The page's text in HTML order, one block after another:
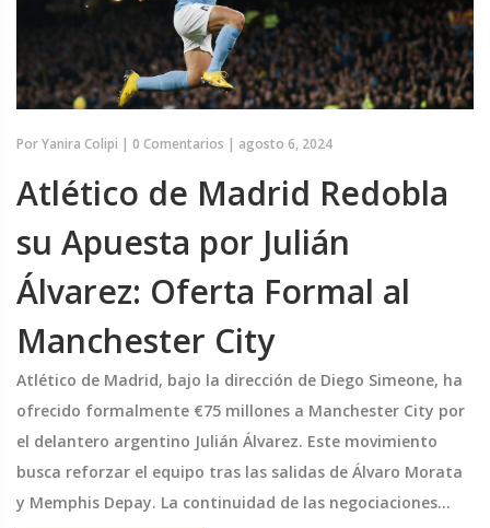
PorYanira Colipi | 0 Comentarios | agosto 6, 2024
Atlético de Madrid Redobla
su Apuesta por Julián
Álvarez: Oferta Formal al
Manchester City
Atlético de Madrid, bajo la dirección de Diego Simeone, ha
ofrecido formalmente €75 millones a Manchester City por
el delantero argentino Julián Álvarez. Este movimiento
busca reforzar el equipo tras las salidas de Álvaro Morata
y Memphis Depay. La continuidad de las negociaciones